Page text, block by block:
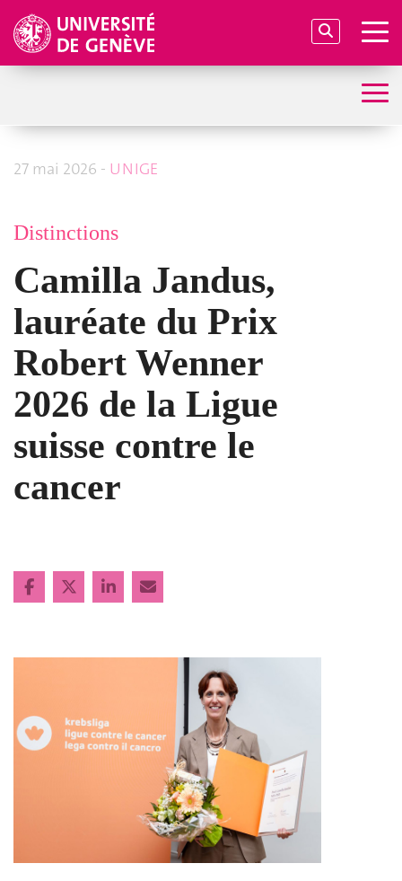
27 mai 2026 - UNIGE
Distinctions
Camilla Jandus,
lauréate du Prix
Robert Wenner
2026 de la Ligue
suisse contre le
cancer